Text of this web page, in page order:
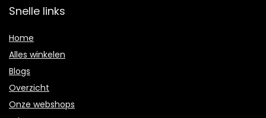
Snelle links
Home
Alles winkelen
Blogs
Overzicht
Onze webshops